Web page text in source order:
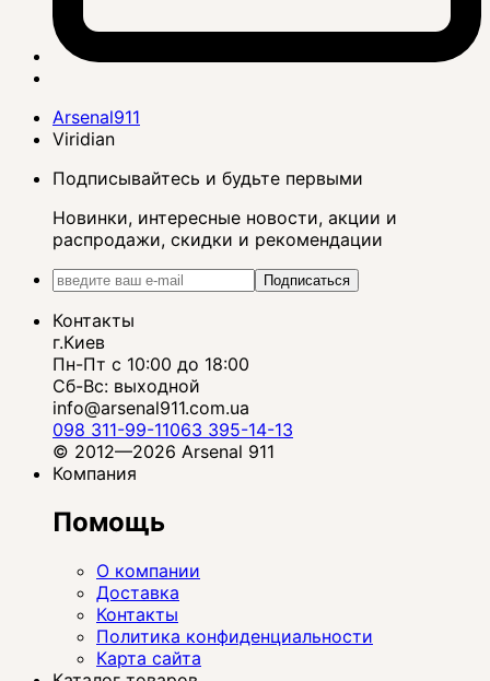
Arsenal911
Viridian
Подписывайтесь и будьте первыми
Новинки, интересные новости, акции и
распродажи, скидки и рекомендации
Подписаться
Контакты
г.Киев
Пн-Пт с 10:00 до 18:00
Сб-Вс: выходной
info@arsenal911.com.ua
098 311-99-11063 395-14-13
© 2012—2026 Arsenal 911
Компания
Помощь
О компании
Доставка
Контакты
Политика конфиденциальности
Карта сайта